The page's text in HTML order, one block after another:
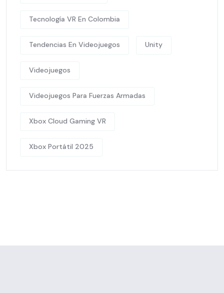
Tecnología VR En Colombia
Tendencias En Videojuegos Unity
Videojuegos
Videojuegos Para Fuerzas Armadas
Xbox Cloud Gaming VR
Xbox Portátil 2025